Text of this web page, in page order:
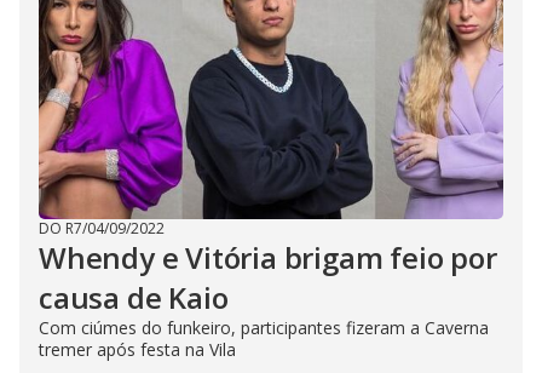
DO R7/04/09/2022
Whendy e Vitória brigam feio por
causa de Kaio
Com ciúmes do funkeiro, participantes fizeram a Caverna
tremer após festa na Vila